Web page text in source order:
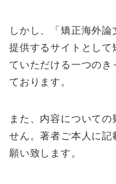
しかし、「矯正海外
提供するサイトとして
ていただける一つのき
ております。
また、内容について
せん。著者ご本人に記
願い致します。